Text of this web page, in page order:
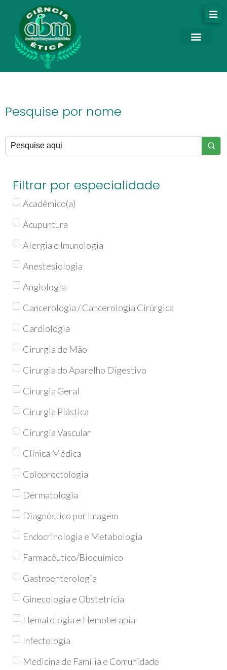
Pesquise por nome
Filtrar por especialidade
Acadêmico(a)
Acupuntura
Alergia e Imunologia
Anestesiologia
Angiologia
Cancerologia / Cancerologia Cirúrgica
Cardiologia
Cirurgia de Mão
Cirurgia do Aparelho Digestivo
Cirurgia Geral
Cirurgia Plástica
Cirurgia Vascular
Clínica Médica
Coloproctologia
Dermatologia
Diagnóstico por Imagem
Endocrinologia e Metabologia
Farmacêutico/Bioquímico
Gastroenterologia
Ginecologia e Obstetrícia
Hematologia e Hemoterapia
Infectologia
Medicina de Família e Comunidade